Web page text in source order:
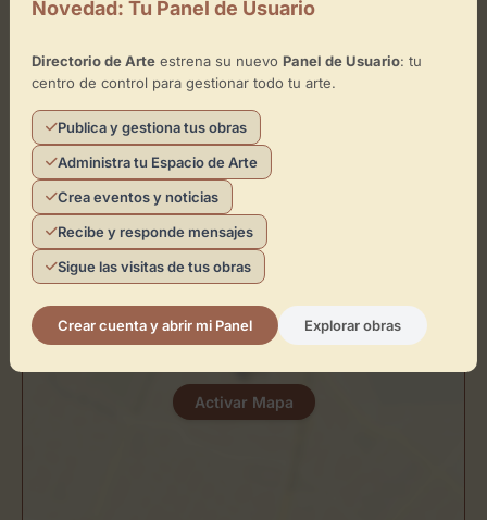
Ubicación de A Fábrica do Trece
Cómo llegar
A Fábrica do Trece
+
−
Activar Mapa
Novedad: Tu Panel de Usuario
Directorio de Arteestrena su nuevo Panel de Usuario: tu
centro de control para gestionar todo tu arte.
Publica y gestiona tus obras
Administra tu Espacio de Arte
Crea eventos y noticias
Recibe y responde mensajes
Sigue las visitas de tus obras
Crear cuenta y abrir mi Panel Explorar obras